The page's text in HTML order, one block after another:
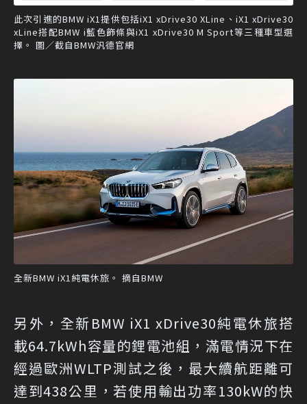
此次引進的BMW iX1提供包括iX1 xDrive30 XLine、iX1 xDrive30
xLine搭配BMW i藍色飾條與iX1 xDrive30 M Sport等三種車型選
擇。 圖／截自BMW汎德官網
全新BMW iX1純電休旅。 摘自BMW
另外，全新BMW iX1 xDrive30純電休旅搭
載64.7kWh容量的鋰電池組，滿電情況下在
經過歐洲WLTP測試之後，最大續航距離可
達到438公里，若使用輸出功率130kW的快